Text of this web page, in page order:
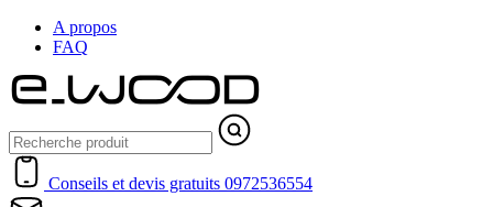
A propos
FAQ
Conseils et devis gratuits 0972536554